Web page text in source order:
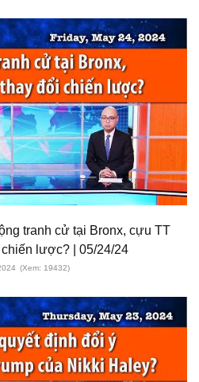
tranh cử tại Bronx, cựu TT
lược? | 05/24/24
(Xem: 19432)